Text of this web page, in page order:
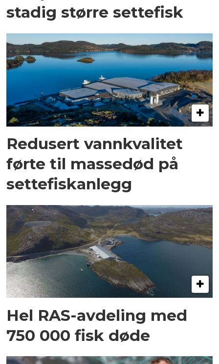
stadig større settefisk
Redusert vannkvalitet
førte til massedød på
settefiskanlegg
Hel RAS-avdeling med
750 000 fisk døde